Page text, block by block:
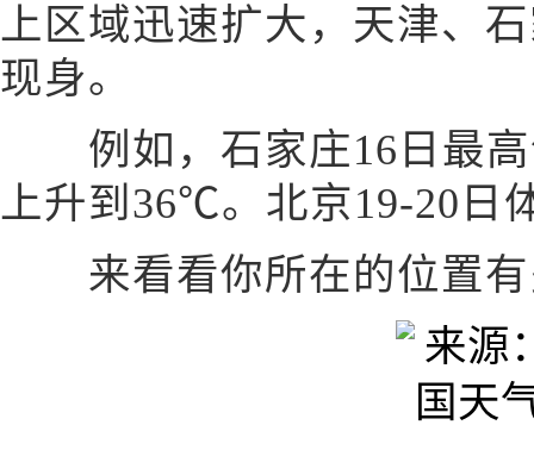
上区域迅速扩大，天津、
现身。
例如，石家庄16日最高
上升到36℃。北京19-20日
来看看你所在的位置有